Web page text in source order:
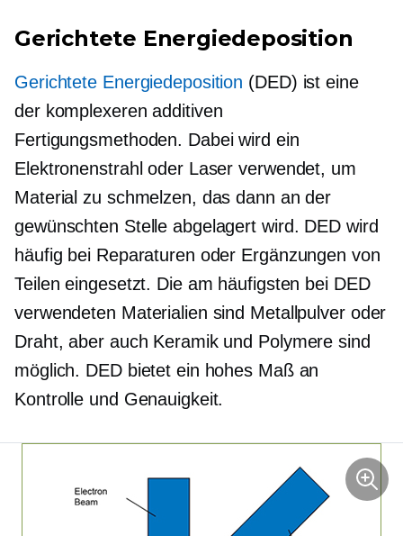
Gerichtete Energiedeposition
Gerichtete Energiedeposition (DED) ist eine
der komplexeren additiven
Fertigungsmethoden. Dabei wird ein
Elektronenstrahl oder Laser verwendet, um
Material zu schmelzen, das dann an der
gewünschten Stelle abgelagert wird. DED wird
häufig bei Reparaturen oder Ergänzungen von
Teilen eingesetzt. Die am häufigsten bei DED
verwendeten Materialien sind Metallpulver oder
Draht, aber auch Keramik und Polymere sind
möglich. DED bietet ein hohes Maß an
Kontrolle und Genauigkeit.